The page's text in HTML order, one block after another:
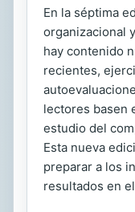
En la séptima
organizacional
hay contenido
recientes,
lectores basen
estudio del
Esta nueva
preparar a los
resultados en